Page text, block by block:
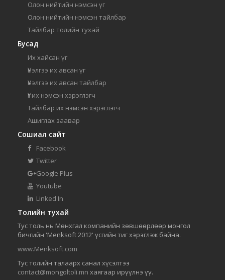
Олон нийтийн нэмсэн үг
Олон нийтийн нэмсэн тайлбар
Тайлбар толийн тухай
Бусад
Их хайсан үг
Үнэлгээ их авсан үг
Үнэлгээ их авсан тайлбар
Үг их нэмсэн хэрэглэгч
Тайлбар их нэмсэн хэрэглэгч
Ашиглах заавар
Сошиал сайт
Facebook
Twitter
Google Plus
Youtube
Linked In
Толийн тухай
Тус толь нь Мөнхгал компанийн зөвшөөрлөөр монгол
бичгийн 'Menksoft 2012' үсгийн тиг хэрэглэж байна.
www.Menksoft.com
Тус толийн талаарх санал хүсэлтээ
contact@mongoltoli.mn хаягаар ирүүлнэ үү.